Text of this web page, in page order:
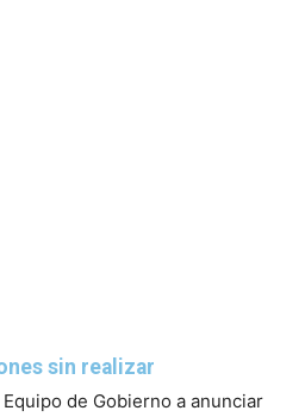
sin realizar
de Gobierno a anunciar